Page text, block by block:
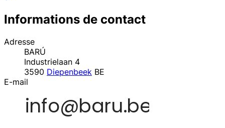
Informations de contact
Adresse
BARÚ
Industrielaan 4
3590 Diepenbeek BE
E-mail